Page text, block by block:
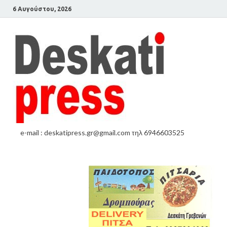
6 Αυγούστου, 2026
e-mail : deskatipress.gr@gmail.com τηλ 6946603525